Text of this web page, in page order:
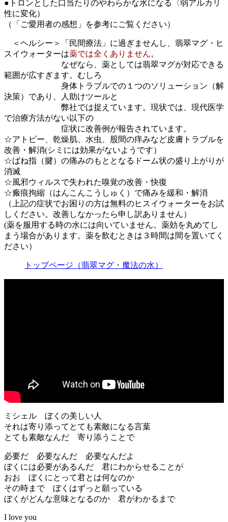
●トロンとした口当たりのやわらかな水になる〈弱アルカリ
性に変化）
（「ご愛用者の感想」を参考にご覧ください）
＜ヘルシー＞「民間療法」に過ぎませんし、翡翠マグ・ヒ
スイウォーターは薬では全くありません。
なぜなら、薬としては翡翠マグが対応できる
範囲が広すぎます。むしろ
身体トラブルでの１つのソリューション（解
決策）であり、人助けツールと
弊社では捉えています。現状では、現代医学
で治療方法がない以下の
症状に改善例が報告されています。
☆アトピー、乾燥肌、水虫、股間の痒みなど皮膚トラブルを
改善・解消(シミには効果がないようです）
☆ばね指（腱）の痛みのもととなるドーム状の盛り上がりが
消滅
☆風邪ウィルスで失われた嗅覚の改善・快復
☆瘢痕拘縮（はんこんこうしゅく）で痛みを緩和・解消
（上記の症状でお困りの方は無料のヒスイウォーターをお試
しください。改善しなかったら申し訳ありません）
(薬を服用する時の水には向いていません。薬効を丸めてし
まう場合があります。薬を飲むときは３時間は間を置いてく
ださい）
トップページ（翡翠マグ・魔法の水）
ミシェル ぼくの美しい人
それは寄り添ってとても素敵になる言葉
とても素敵なんだ 寄り添うことで
必要だ 必要なんだ 必要なんだよ
ぼくには必要があるんだ 君にわからせることが
おお ぼくにとって君とは何なのか
その時まで ぼくはずっと願っている
ぼくがどんな意味となるのか 君がわかるまで
I love you